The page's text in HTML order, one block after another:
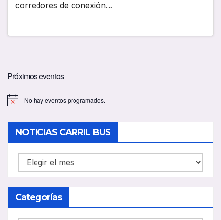
corredores de conexión…
Próximos eventos
No hay eventos programados.
NOTICIAS CARRIL BUS
NOTICIAS
CARRIL
BUS
Categorías